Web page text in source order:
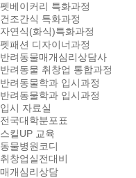
펫베이커리 특화과정
건조간식 특화과정
자연식(화식)특화과정
펫패션 디자이너과정
반려동물매개심리상담사
반려동물 취창업 통합과정
반려동물학과 입시과정
반려동물학과 입시과정
입시 자료실
전국대학분포표
스킬UP 교육
동물병원코디
취창업실전대비
매개심리상담